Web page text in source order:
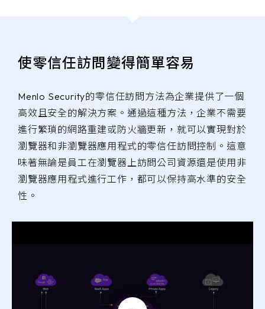
使零信任訪問變得簡單容易
Menlo Security的零信任訪問方法為企業提供了一個
高效且安全的解決方案。通過這種方法，企業不需要
進行繁瑣的網路重建或防火牆更新，就可以實現對於
瀏覽器和非瀏覽器應用程式的零信任訪問控制。這意
味著無論是員工在瀏覽器上訪問公司資源還是使用非
瀏覽器應用程式進行工作，都可以保持高水準的安全
性。